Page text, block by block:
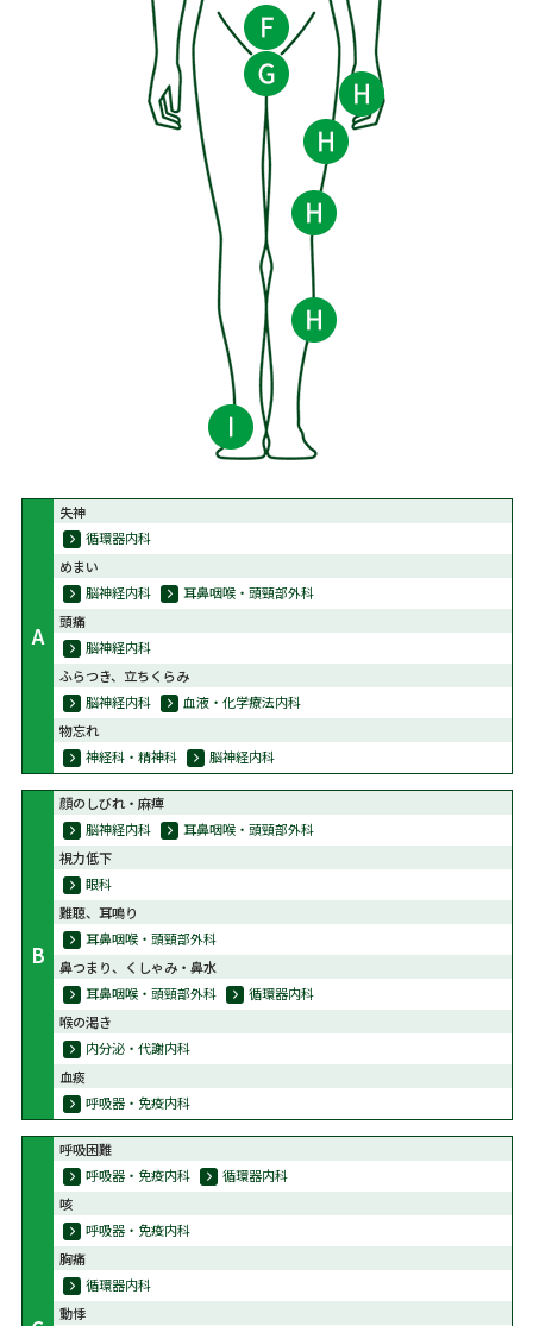
A
失神
循環器内科
めまい
脳神経内科
耳鼻咽喉・頭頸部外科
頭痛
脳神経内科
ふらつき、立ちくらみ
脳神経内科
血液・化学療法内科
物忘れ
神経科・精神科
脳神経内科
B
顔のしびれ・麻痺
脳神経内科
耳鼻咽喉・頭頸部外科
視力低下
眼科
難聴、耳鳴り
耳鼻咽喉・頭頸部外科
鼻つまり、くしゃみ・鼻水
耳鼻咽喉・頭頸部外科
循環器内科
喉の渇き
内分泌・代謝内科
血痰
呼吸器・免疫内科
呼吸困難
呼吸器・免疫内科
循環器内科
咳
呼吸器・免疫内科
胸痛
循環器内科
動悸